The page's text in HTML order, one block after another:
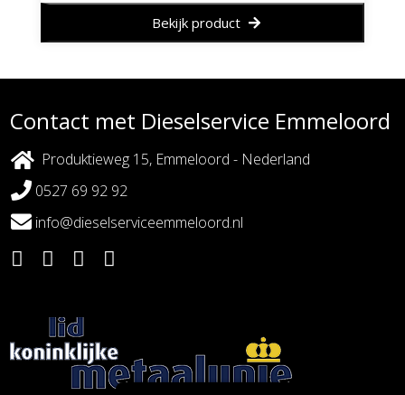
Bekijk product
Contact met Dieselservice Emmeloord
Produktieweg 15, Emmeloord - Nederland
0527 69 92 92
info@dieselserviceemmeloord.nl